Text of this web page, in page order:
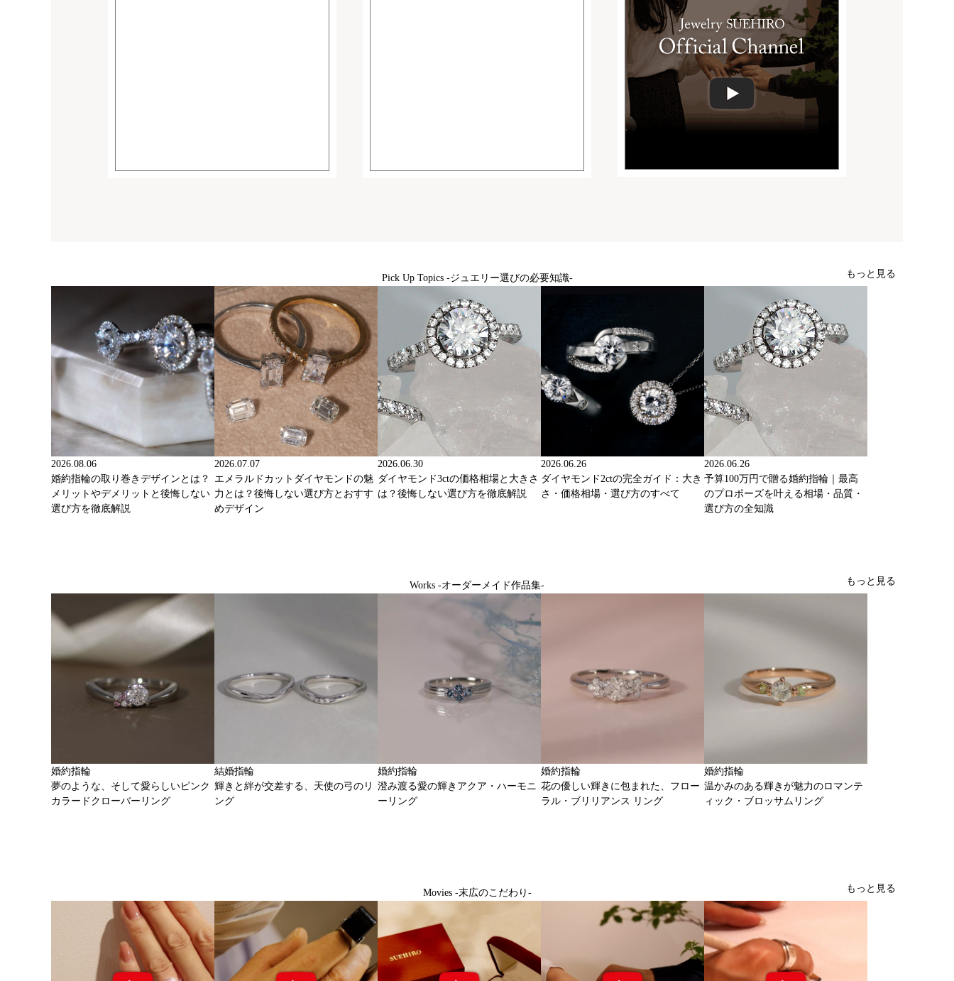
Pick Up Topics -ジュエリー選びの必要知識- もっと見る
2026.08.06
婚約指輪の取り巻きデザインとは？
メリットやデメリットと後悔しない
選び方を徹底解説
2026.07.07
エメラルドカットダイヤモンドの魅
力とは？後悔しない選び方とおすす
めデザイン
2026.06.30
ダイヤモンド3ctの価格相場と大きさ
は？後悔しない選び方を徹底解説
2026.06.26
ダイヤモンド2ctの完全ガイド：大き
さ・価格相場・選び方のすべて
2026.06.26
予算100万円で贈る婚約指輪｜最高
のプロポーズを叶える相場・品質・
選び方の全知識
Works -オーダーメイド作品集- もっと見る
婚約指輪
夢のような、そして愛らしいピンク
カラードクローバーリング
結婚指輪
輝きと絆が交差する、天使の弓のリ
ング
婚約指輪
澄み渡る愛の輝きアクア・ハーモニ
ーリング
婚約指輪
花の優しい輝きに包まれた、フロー
ラル・ブリリアンス リング
婚約指輪
温かみのある輝きが魅力のロマンテ
ィック・ブロッサムリング
Movies -末広のこだわり- もっと見る